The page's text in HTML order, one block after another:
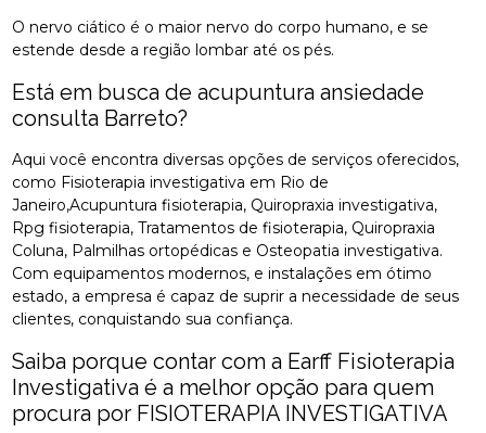
O nervo ciático é o maior nervo do corpo humano, e se
estende desde a região lombar até os pés.
Está em busca de acupuntura ansiedade
consulta Barreto?
Aqui você encontra diversas opções de serviços oferecidos,
como Fisioterapia investigativa em Rio de
Janeiro,Acupuntura fisioterapia, Quiropraxia investigativa,
Rpg fisioterapia, Tratamentos de fisioterapia, Quiropraxia
Coluna, Palmilhas ortopédicas e Osteopatia investigativa.
Com equipamentos modernos, e instalações em ótimo
estado, a empresa é capaz de suprir a necessidade de seus
clientes, conquistando sua confiança.
Saiba porque contar com a Earff Fisioterapia
Investigativa é a melhor opção para quem
procura por FISIOTERAPIA INVESTIGATIVA